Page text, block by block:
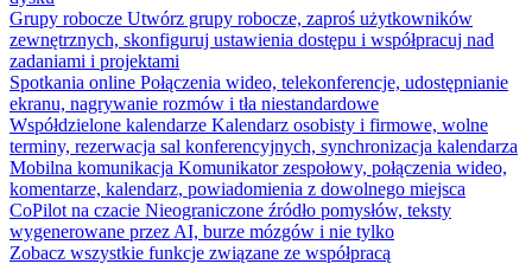
Grupy robocze Utwórz grupy robocze, zaproś użytkowników
zewnętrznych, skonfiguruj ustawienia dostępu i współpracuj nad
zadaniami i projektami
Spotkania online Połączenia wideo, telekonferencje, udostępnianie
ekranu, nagrywanie rozmów i tła niestandardowe
Współdzielone kalendarze Kalendarz osobisty i firmowe, wolne
terminy, rezerwacja sal konferencyjnych, synchronizacja kalendarza
Mobilna komunikacja Komunikator zespołowy, połączenia wideo,
komentarze, kalendarz, powiadomienia z dowolnego miejsca
CoPilot na czacie Nieograniczone źródło pomysłów, teksty
wygenerowane przez AI, burze mózgów i nie tylko
Zobacz wszystkie funkcje związane ze współpracą